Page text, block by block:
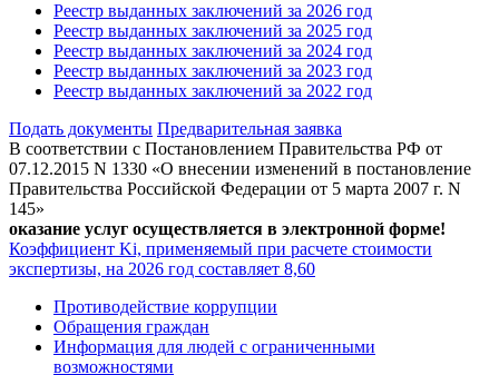
Реестр выданных заключений за 2026 год
Реестр выданных заключений за 2025 год
Реестр выданных заключений за 2024 год
Реестр выданных заключений за 2023 год
Реестр выданных заключений за 2022 год
Подать документы Предварительная заявка
В соответствии с Постановлением Правительства РФ от
07.12.2015 N 1330 «О внесении изменений в постановление
Правительства Российской Федерации от 5 марта 2007 г. N
145»
оказание услуг осуществляется в электронной форме!
Коэффициент Ki, применяемый при расчете стоимости
экспертизы, на 2026 год составляет 8,60
Противодействие коррупции
Обращения граждан
Информация для людей с ограниченными
возможностями